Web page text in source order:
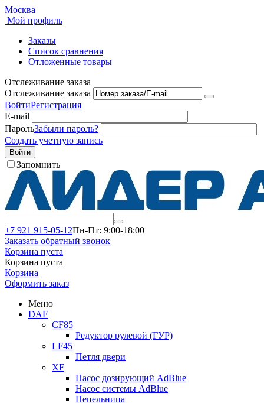
Москва
Мой профиль
Заказы
Список сравнения
Отложенные товары
Отслеживание заказа
Отслеживание заказа
ВойтиРегистрация
E-mail
ПарольЗабыли пароль?
Создать учетную запись
Войти
Запомнить
+7 921 915-05-12Пн-Пт: 9:00-18:00
Заказать обратный звонок
Корзина пуста
Корзина пуста
Корзина
Оформить заказ
Меню
DAF
CF85
Редуктор рулевой (ГУР)
LF45
Петля двери
XF
Насос дозирующий AdBlue
Насос системы AdBlue
Пепельница